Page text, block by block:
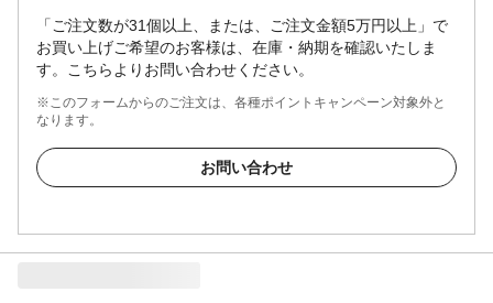
「ご注文数が31個以上、または、ご注文金額5万円以上」で
お買い上げご希望のお客様は、在庫・納期を確認いたしま
す。こちらよりお問い合わせください。
※このフォームからのご注文は、各種ポイントキャンペーン対象外と
なります。
お問い合わせ